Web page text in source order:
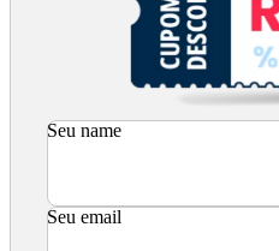
Seu name
Seu email